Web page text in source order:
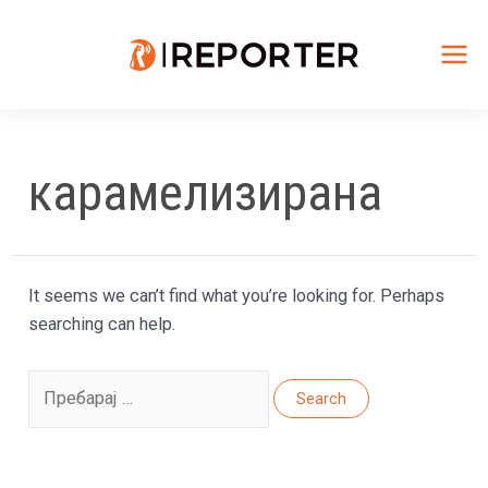
карамелизирана
It seems we can’t find what you’re looking for. Perhaps
searching can help.